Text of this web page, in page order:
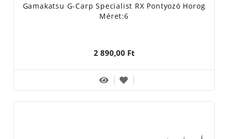
Gamakatsu G-Carp Specialist RX Pontyozó Horog
Méret:6
2 890,00 Ft